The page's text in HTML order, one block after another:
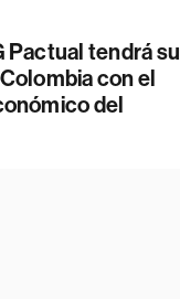
Pactual tendrá su
con el
del